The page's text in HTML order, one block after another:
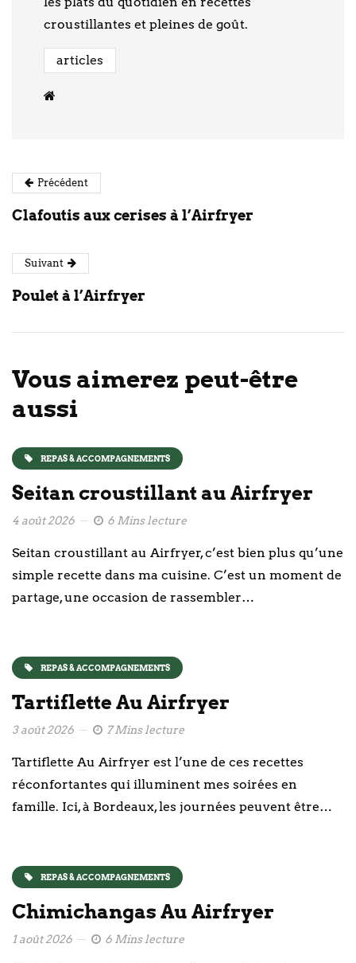
croustillantes et pleines de goût.
articles
Précédent
Clafoutis aux cerises à l’Airfryer
Suivant
Poulet à l’Airfryer
Vous aimerez peut-être
aussi
REPAS & ACCOMPAGNEMENTS
Seitan croustillant au Airfryer
4 août 2026 6 Mins lecture
Seitan croustillant au Airfryer, c’est bien plus qu’une
simple recette dans ma cuisine. C’est un moment de
partage, une occasion de rassembler…
REPAS & ACCOMPAGNEMENTS
Tartiflette Au Airfryer
3 août 2026 7 Mins lecture
Tartiflette Au Airfryer est l’une de ces recettes
réconfortantes qui illuminent mes soirées en
famille. Ici, à Bordeaux, les journées peuvent être…
REPAS & ACCOMPAGNEMENTS
Chimichangas Au Airfryer
1 août 2026 6 Mins lecture